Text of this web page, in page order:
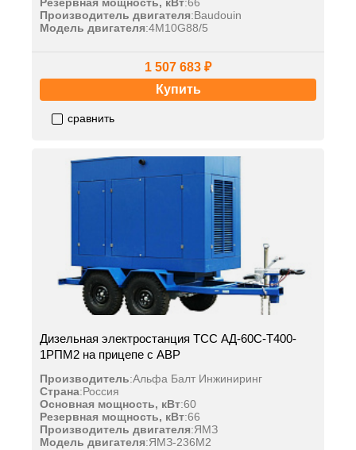
Резервная мощность, кВт:66
Производитель двигателя:Baudouin
Модель двигателя:4M10G88/5
1 507 683 ₽
Купить
сравнить
Дизельная электростанция ТСС АД-60С-Т400-
1РПМ2 на прицепе с АВР
Производитель:Альфа Балт Инжиниринг
Страна:Россия
Основная мощность, кВт:60
Резервная мощность, кВт:66
Производитель двигателя:ЯМЗ
Модель двигателя:ЯМЗ-236М2